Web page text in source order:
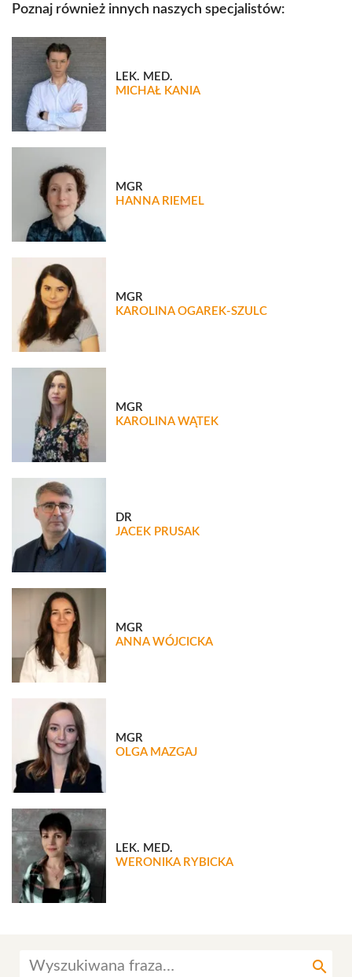
Poznaj również innych naszych specjalistów:
LEK. MED.
MICHAŁ KANIA
MGR
HANNA RIEMEL
MGR
KAROLINA OGAREK-SZULC
MGR
KAROLINA WĄTEK
DR
JACEK PRUSAK
MGR
ANNA WÓJCICKA
MGR
OLGA MAZGAJ
LEK. MED.
WERONIKA RYBICKA
search